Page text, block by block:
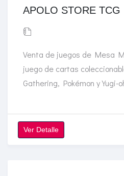
APOLO STORE TCG
Venta de juegos de Mesa
juego de cartas
Gathering, Pokémon y Yugi-
Ver Detalle